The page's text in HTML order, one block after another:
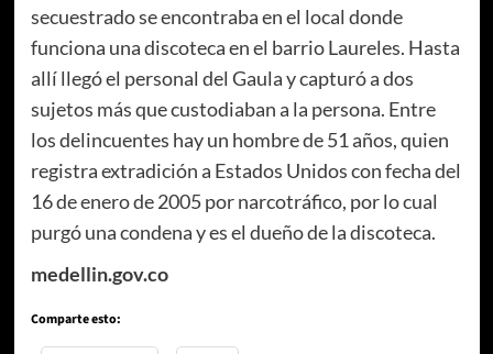
secuestrado se encontraba en el local donde
funciona una discoteca en el barrio Laureles. Hasta
allí llegó el personal del Gaula y capturó a dos
sujetos más que custodiaban a la persona. Entre
los delincuentes hay un hombre de 51 años, quien
registra extradición a Estados Unidos con fecha del
16 de enero de 2005 por narcotráfico, por lo cual
purgó una condena y es el dueño de la discoteca.
medellin.gov.co
Comparte esto: